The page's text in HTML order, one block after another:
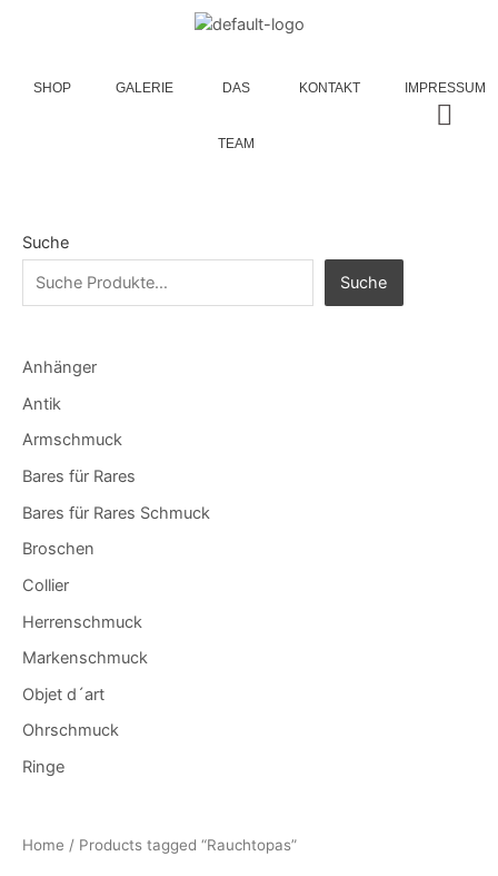
SHOP GALERIE DAS
TEAM
KONTAKT IMPRESSUM
Suche
Suche
Anhänger
Antik
Armschmuck
Bares für Rares
Bares für Rares Schmuck
Broschen
Collier
Herrenschmuck
Markenschmuck
Objet d´art
Ohrschmuck
Ringe
Home / Products tagged “Rauchtopas”